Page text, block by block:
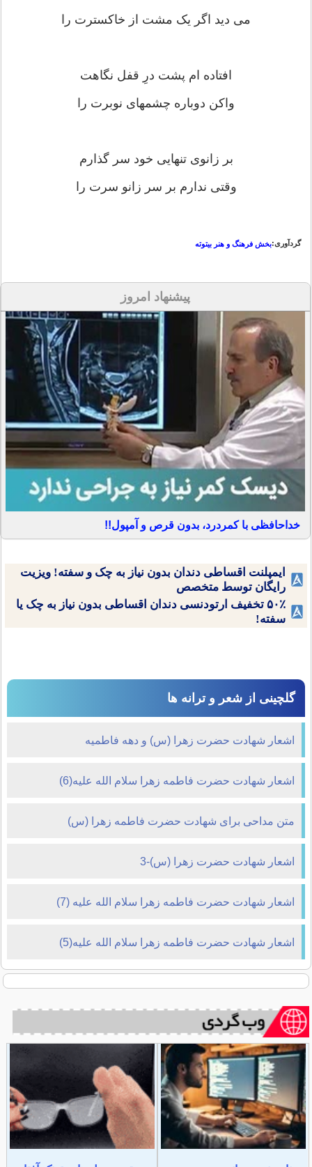
می دید اگر یک مشت از خاکسترت را
افتاده ام پشت درِ قفل نگاهت
واکن دوباره چشمهای نوبرت را
بر زانوی تنهایی خود سر گذارم
وقتی ندارم بر سر زانو سرت را
گردآوری:بخش فرهنگ و هنر بیتوته
پیشنهاد امروز
خداحافظی با کمردرد، بدون قرص و آمپول!!
ایمپلنت اقساطی دندان بدون نیاز به چک و سفته! ویزیت
رایگان توسط متخصص
۵۰٪ تخفیف ارتودنسی دندان اقساطی بدون نیاز به چک یا
سفته!
گلچینی از شعر و ترانه ها
اشعار شهادت حضرت زهرا (س) و دهه فاطمیه
اشعار شهادت حضرت فاطمه زهرا سلام الله علیه(6)
متن مداحی برای شهادت حضرت فاطمه زهرا (س)
اشعار شهادت حضرت زهرا (س)-3
اشعار شهادت حضرت فاطمه زهرا سلام الله علیه (7)
اشعار شهادت حضرت فاطمه زهرا سلام الله علیه(5)